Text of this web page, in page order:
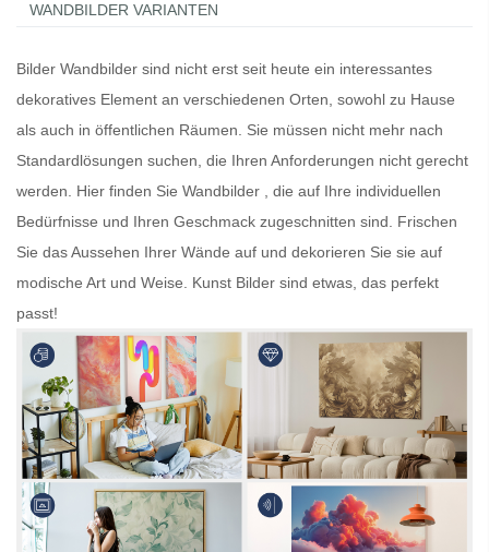
WANDBILDER VARIANTEN
Bilder Wandbilder sind nicht erst seit heute ein interessantes
dekoratives Element an verschiedenen Orten, sowohl zu Hause
als auch in öffentlichen Räumen. Sie müssen nicht mehr nach
Standardlösungen suchen, die Ihren Anforderungen nicht gerecht
werden. Hier finden Sie Wandbilder , die auf Ihre individuellen
Bedürfnisse und Ihren Geschmack zugeschnitten sind. Frischen
Sie das Aussehen Ihrer Wände auf und dekorieren Sie sie auf
modische Art und Weise. Kunst Bilder sind etwas, das perfekt
passt!